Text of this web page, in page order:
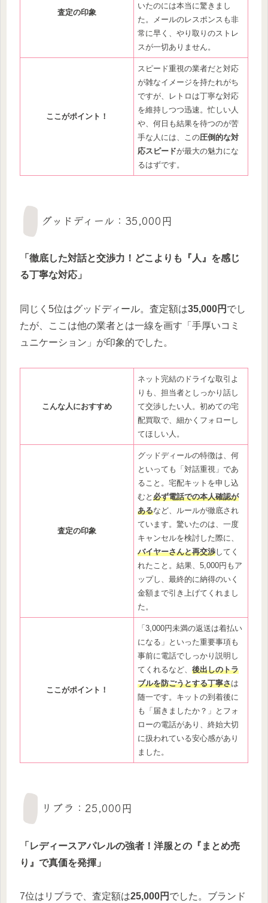
査定の印象
いたのには本当に驚きまし
た。メールのレスポンスも非
常に早く、やり取りのストレ
スが一切ありません。
ここがポイント！
スピード重視の業者だと対応
が雑なイメージを持たれがち
ですが、レトロは丁寧な対応
を維持しつつ迅速。忙しい人
や、何日も結果を待つのが苦
手な人には、この圧倒的な対
応スピードが最大の魅力にな
るはずです。
グッドディール：35,000円
「徹底した対話と交渉力！どこよりも『人』を感じ
る丁寧な対応」
同じく5位はグッドディール。査定額は35,000円 でし
たが、ここは他の業者とは一線を画す「手厚いコミ
ュニケーション」が印象的でした。
こんな人におすすめ
ネット完結のドライな取引よ
りも、担当者としっかり話し
て交渉したい人。初めての宅
配買取で、細かくフォローし
てほしい人。
査定の印象
グッドディールの特徴は、何
といっても「対話重視」であ
ること。宅配キットを申し込
むと必ず電話での本人確認が
あるなど、ルールが徹底され
ています。驚いたのは、一度
キャンセルを検討した際に、
バイヤーさんと再交渉してく
れたこと。結果、5,000円もア
ップし、最終的に納得のいく
金額まで引き上げてくれまし
た。
ここがポイント！
「3,000円未満の返送は着払い
になる」といった重要事項も
事前に電話でしっかり説明し
てくれるなど、後出しのトラ
ブルを防ごうとする丁寧さは
随一です。キットの到着後に
も「届きましたか？」とフォ
ローの電話があり、終始大切
に扱われている安心感があり
ました。
リブラ：25,000円
「レディースアパレルの強者！洋服との『まとめ売
り』で真価を発揮」
7位はリブラで、査定額は25,000円 でした。ブランド